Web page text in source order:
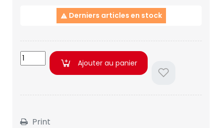
 Derniers articles en stock
Ajouter au panier
Print